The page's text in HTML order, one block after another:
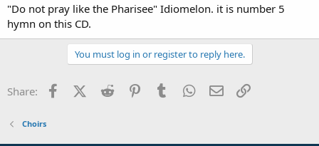
View attachment 127464
-----------------------------------------------------------------------------------
attachment.
Θα σας ήμουν ευγνώμων αν μπορούσατε επίσης να με βοηθήσετε
View attachment 127465
"Do not pray like the Pharisee" Idiomelon. it is number 5
hymn on this CD.
You must log in or register to reply here.
Share: FacebookX (Twitter)
Reddit PinterestTumblr WhatsApp
Email
Choirs